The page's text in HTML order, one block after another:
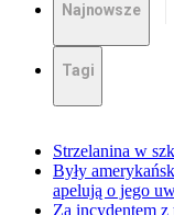
Najnowsze
Tagi
Strzelanina w
Były
apelują o jego
Za incydentem